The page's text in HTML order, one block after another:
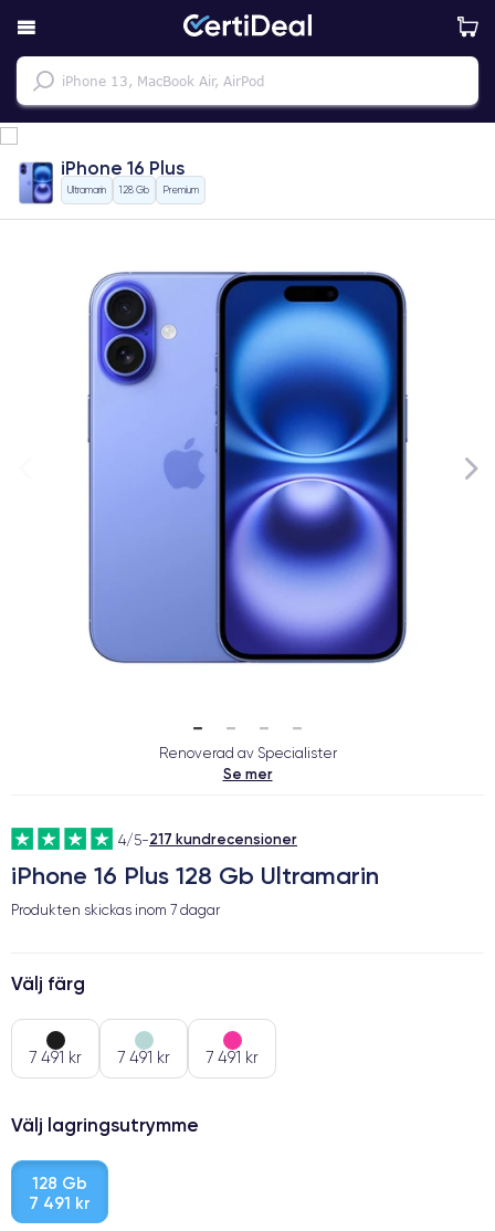
iPhone 16 Plus
Ultramarin 128 Gb Premium
Renoverad av Specialister
Se mer
4/5-217 kundrecensioner
iPhone 16 Plus 128 Gb Ultramarin
Produkten skickas inom 7 dagar
Välj färg
7 491 kr 7 491 kr 7 491 kr
Välj lagringsutrymme
128 Gb
7 491 kr